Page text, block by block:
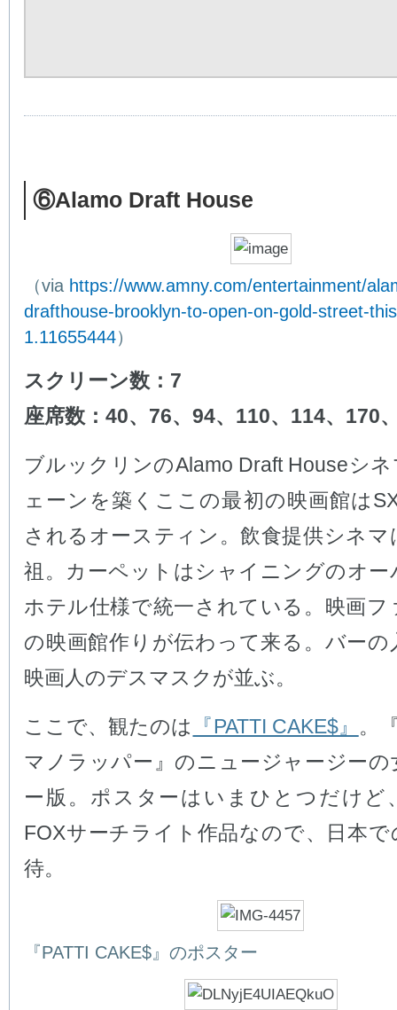
⑥Alamo Draft House
（via https://www.amny.com/entertainment/
drafthouse-brooklyn-to-open-on-gold-street-
1.11655444）
スクリーン数：7
座席数：40、76、94、110、114、170
ブルックリンのAlamo Draft Houseシ
ェーンを築くここの最初の映画館は
されるオースティン。飲食提供シネマ
祖。カーペットはシャイニングのオー
ホテル仕様で統一されている。映画フ
の映画館作りが伝わって来る。バーの
映画人のデスマスクが並ぶ。
ここで、観たのは 『PATTI CAKE$』 。
マノラッパー』のニュージャージーの
ー版。ポスターはいまひとつだけど
FOXサーチライト作品なので、日本で
待。
『PATTI CAKE$』のポスター